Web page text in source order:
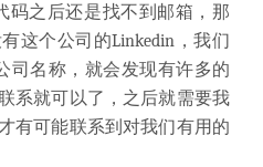
码之后还是找不到邮箱，那
这个公司的Linkedin，我们
司名称，就会发现有许多的
系就可以了，之后就需要我
有可能联系到对我们有用的